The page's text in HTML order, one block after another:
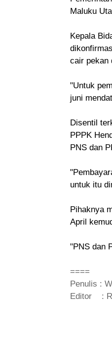
Maluku
Kepala
cair pekan
"Untuk
juni
Disentil
PPPK
PNS dan
untuk itu
Pihaknya
April
"PNS dan
====
Penulis :
Editor :